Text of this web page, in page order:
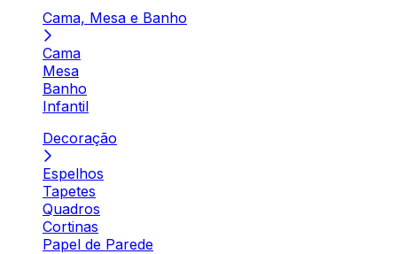
Cama, Mesa e Banho
Cama
Mesa
Banho
Infantil
Decoração
Espelhos
Tapetes
Quadros
Cortinas
Papel de Parede